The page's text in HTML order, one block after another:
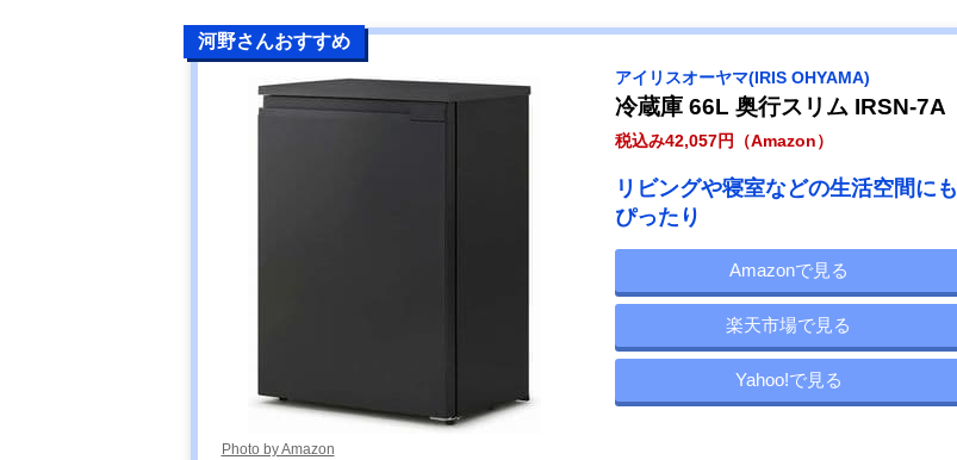
河野さんおすすめ
Photo by Amazon
アイリスオーヤマ(IRIS OHYAMA)
冷蔵庫 66L 奥行スリム IRSN-7A
税込み42,057円（Amazon）
リビングや寝室などの生活空間にも
ぴったり
Amazonで見る
楽天市場で見る
Yahoo!で見る